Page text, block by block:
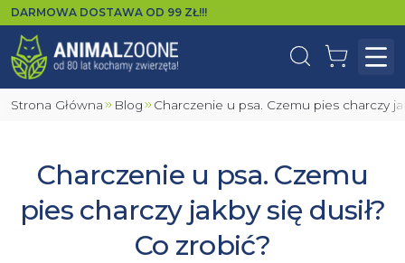
DARMOWA DOSTAWA OD 99 ZŁ!!!
WyszukajKoszyk
Strona Główna Blog Charczenie u psa. Czemu pies charczy
Charczenie u psa. Czemu
pies charczy jakby się dusił?
Co zrobić?